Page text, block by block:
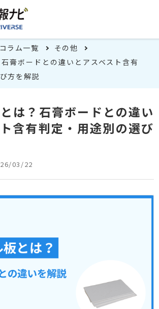
コラム一覧
その他
膏ボードとの違いとアスベスト含有
方を解説
は？石膏ボードとの違い
含有判定・用途別の選び
03/22